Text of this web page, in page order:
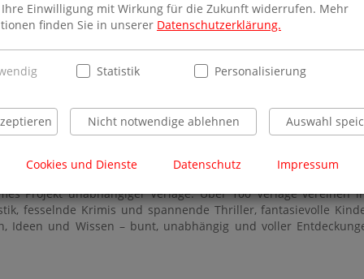
Einwilligung mit Wirkung für die Zukunft widerrufen. Mehr
finden Sie in unserer Datenschutzerklärung.
Statistik Personalisierung
Nicht notwendige ablehnen Auswahl
Cookies und Dienste Datenschutz Impressum
Projekt unabhängiger Verlage. Über 100 Verlage
fesselnde Krimis und spannende Thriller, fantasievolle
Ideen und Wissen – bunt, unabhängig und voller